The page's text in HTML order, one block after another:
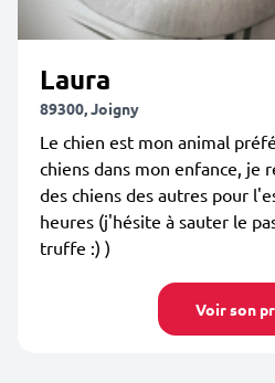
Laura
89300, Joigny
Le chien est mon animal
chiens dans mon enfance, je
des chiens des autres pour
heures (j'hésite à sauter le
truffe :) )
Voir son